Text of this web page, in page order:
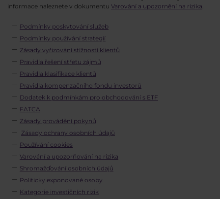
informace naleznete v dokumentu Varování a upozornění na rizika
Podmínky poskytování služeb
Podmínky používání strategií
Zásady vyřizování stížností klientů
Pravidla řešení střetu zájmů
Pravidla klasifikace klientů
Pravidla kompenzačního fondu investorů
Dodatek k podmínkám pro obchodování s ETF
FATCA
Zásady provádění pokynů
Zásady ochrany osobních údajů
Používání cookies
Varování a upozorňování na rizika
Shromažďování osobních údajů
Politicky exponované osoby
Kategorie investičních rizik